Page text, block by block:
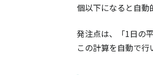
個以下になると自動
発注点は、「1日の
この計算を自動で行